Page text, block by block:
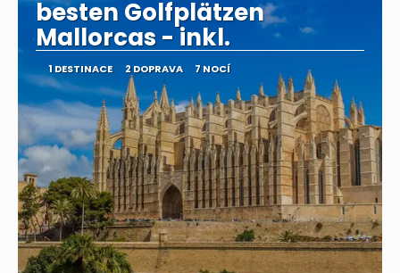
besten Golfplätzen
Mallorcas - inkl.
1 DESTINACE 2 DOPRAVA 7 NOCÍ